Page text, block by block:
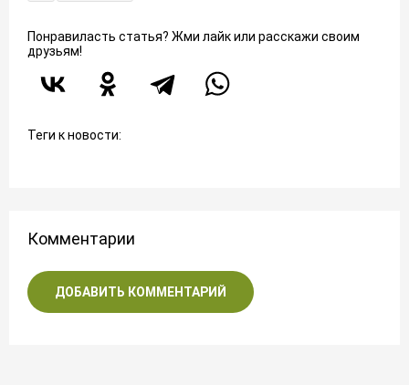
Понравиласть статья? Жми лайк или расскажи своим
друзьям!
Теги к новости:
Комментарии
ДОБАВИТЬ КОММЕНТАРИЙ